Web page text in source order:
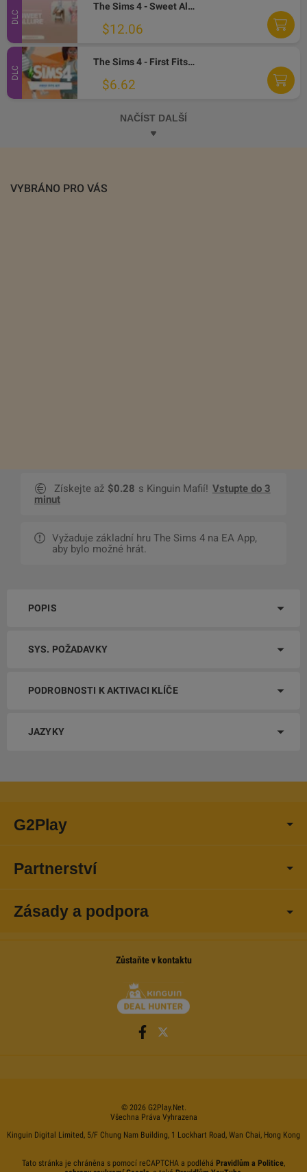
DLC
The Sims 4 - Sweet Allure Kit DLC PC EA App CD Key
$12.06
DLC
The Sims 4 - First Fits Kit DLC EA App CD Key
$6.62
NAČÍST DALŠÍ
VYBRÁNO PRO VÁS
Získejte až $0.28 s Kinguin Mafií! Vstupte do 3
minut
Vyžaduje základní hru The Sims 4 na EA App,
aby bylo možné hrát.
POPIS
SYS. POŽADAVKY
PODROBNOSTI K AKTIVACI KLÍČE
JAZYKY
G2Play
Partnerství
Zásady a podpora
Zůstaňte v kontaktu
© 2026 G2Play.net.
Všechna Práva Vyhrazena
Kinguin Digital Limited, 5/F Chung Nam Building, 1 Lockhart Road, Wan Chai, Hong Kong
Tato stránka je chráněna s pomocí reCAPTCHA a podléhá Pravidlům a Politice,